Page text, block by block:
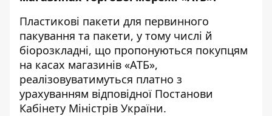
Пластикові пакети для первинного
пакування та пакети, у тому числі й
біорозкладні, що пропонуються покупцям
на касах магазинів «АТБ»,
реалізовуватимуться платно з
урахуванням відповідної Постанови
Кабінету Міністрів України.